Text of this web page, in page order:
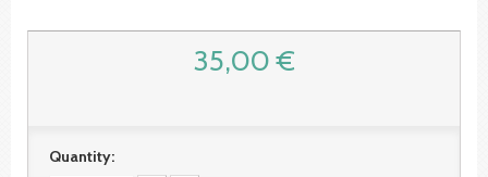
35,00 €
Quantity: